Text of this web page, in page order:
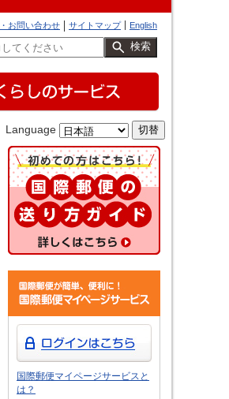
English
サイトマップ
お問い合わせ
検索
Language
国際郵便マイページサービスと
は？